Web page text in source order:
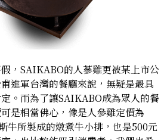
，SAIKABO的人蔘雞更被某上市公
進軍台灣的餐廳來說，無疑是最具
。而為了讓SAIKABO成為眾人的餐
是相當佛心，像是人參雞定價為
牛所製成的燉煮牛小排，也是500元